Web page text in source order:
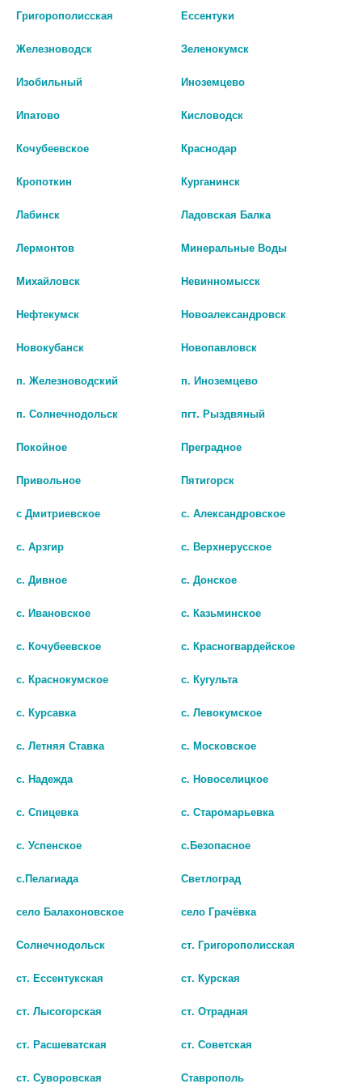
с натуральным
составом
562 руб.
2,0Г №20 СТМ /СТ-МЕДИФАРМ/
125 руб.
ЭКОЦИСТИН ПОР. Д/ПРИГОТ. Р-
РА Д/ВН. ПРИЕМА 3000МГ
© Городская аптека - Маркетплейс. Все права защищены
Григорополисская Ессентуки
Железноводск Зеленокумск
Изобильный Иноземцево
Ипатово Кисловодск
Кочубеевское Краснодар
Кропоткин Курганинск
Лабинск Ладовская Балка
Лермонтов Минеральные Воды
Михайловск Невинномысск
Нефтекумск Новоалександровск
Новокубанск Новопавловск
п. Железноводский п. Иноземцево
п. Солнечнодольск пгт. Рыздвяный
Покойное Преградное
Привольное Пятигорск
с Дмитриевское с. Александровское
с. Арзгир с. Верхнерусское
с. Дивное с. Донское
с. Ивановское с. Казьминское
с. Кочубеевское с. Красногвардейское
с. Краснокумское с. Кугульта
с. Курсавка с. Левокумское
с. Летняя Ставка с. Московское
с. Надежда с. Новоселицкое
с. Спицевка с. Старомарьевка
с. Успенское с.Безопасное
с.Пелагиада Светлоград
село Балахоновское село Грачёвка
Солнечнодольск ст. Григорополисская
ст. Ессентукская ст. Курская
ст. Лысогорская ст. Отрадная
ст. Расшеватская ст. Советская
ст. Суворовская Ставрополь